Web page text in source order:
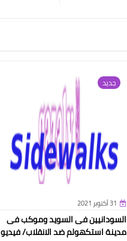
جديد
31 أكتوبر 2021
السودانيين فى السويد وموكب فى
مدينة استكهولم ضد الانقلاب/ فيديو